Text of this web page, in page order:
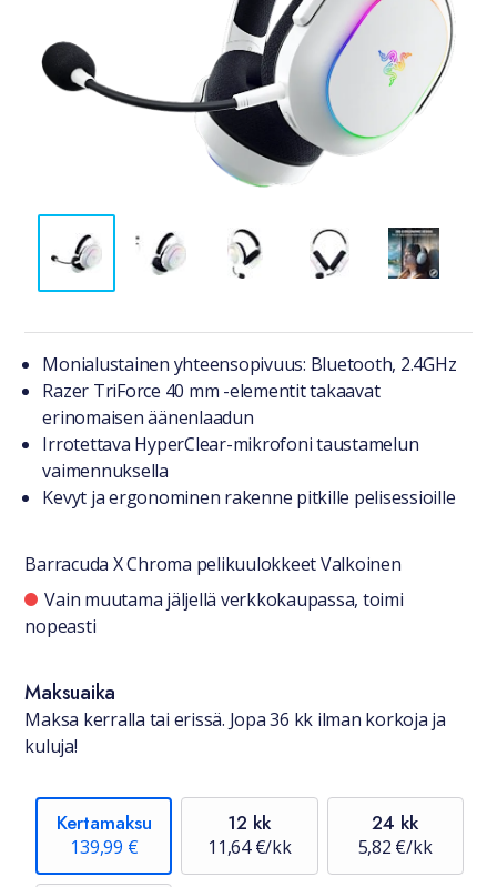
Tuotteesta lyhyesti
Monialustainen yhteensopivuus: Bluetooth, 2.4GHz
Razer TriForce 40 mm -elementit takaavat
erinomaisen äänenlaadun
Irrotettava HyperClear-mikrofoni taustamelun
vaimennuksella
Kevyt ja ergonominen rakenne pitkille pelisessioille
Barracuda X Chroma pelikuulokkeet Valkoinen
Saatavuustiedot
Vain muutama jäljellä verkkokaupassa, toimi
nopeasti
Maksuaika
Maksa kerralla tai erissä. Jopa 36 kk ilman korkoja ja
kuluja!
Kertamaksu
139,99 €
12 kk
11,64 €/kk
24 kk
5,82 €/kk